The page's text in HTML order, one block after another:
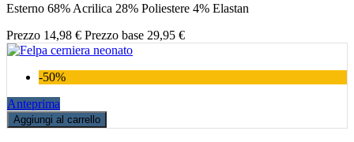
Esterno 68% Acrilica 28% Poliestere 4% Elastan
Prezzo 14,98 € Prezzo base 29,95 €
-50%
Anteprima
Aggiungi al carrello